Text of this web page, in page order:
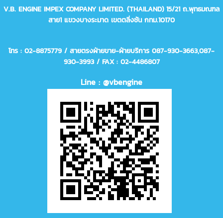
V.B. ENGINE IMPEX COMPANY LIMITED. (THAILAND)15/21 ถ.พุทธมณฑล
สาย1 แขวงบางระมาด เขตตลิ่งชัน กทม.10170
โทร : 02-8875779 / สายตรงฝ่ายขาย-ฝ่ายบริการ 087-930-3663,087-
930-3993/ FAX : 02-4486807
Line : @vbengine